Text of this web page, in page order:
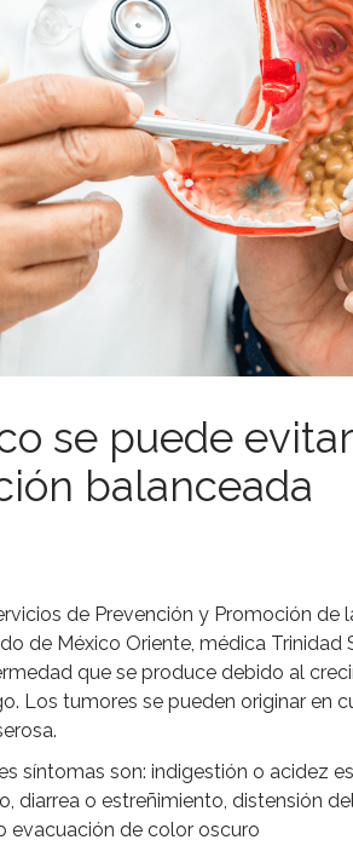
Contacto
se puede
balanceada
de Prevención y Promoción de
de México Oriente, médica Trinidad
que se produce debido al
Los tumores se pueden originar en
síntomas son: indigestión o acidez
diarrea o estreñimiento, distensión
evacuación de color oscuro